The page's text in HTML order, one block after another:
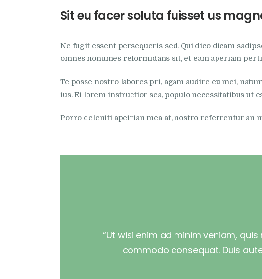
Sit eu facer soluta fuisset us
Ne fugit essent persequeris sed. Qui dico dicam
omnes nonumes reformidans sit, et eam aperiam
Te posse nostro labores pri, agam audire eu mei,
ius. Ei lorem instructior sea, populo necessitatibus ut
Porro deleniti apeirian mea at, nostro referrentur an
“Ut wisi enim ad minim veniam,
commodo consequat. Duis